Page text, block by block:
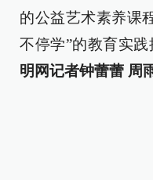
的公益艺术素养课
不停学”的教育实
明网记者钟蕾蕾 周